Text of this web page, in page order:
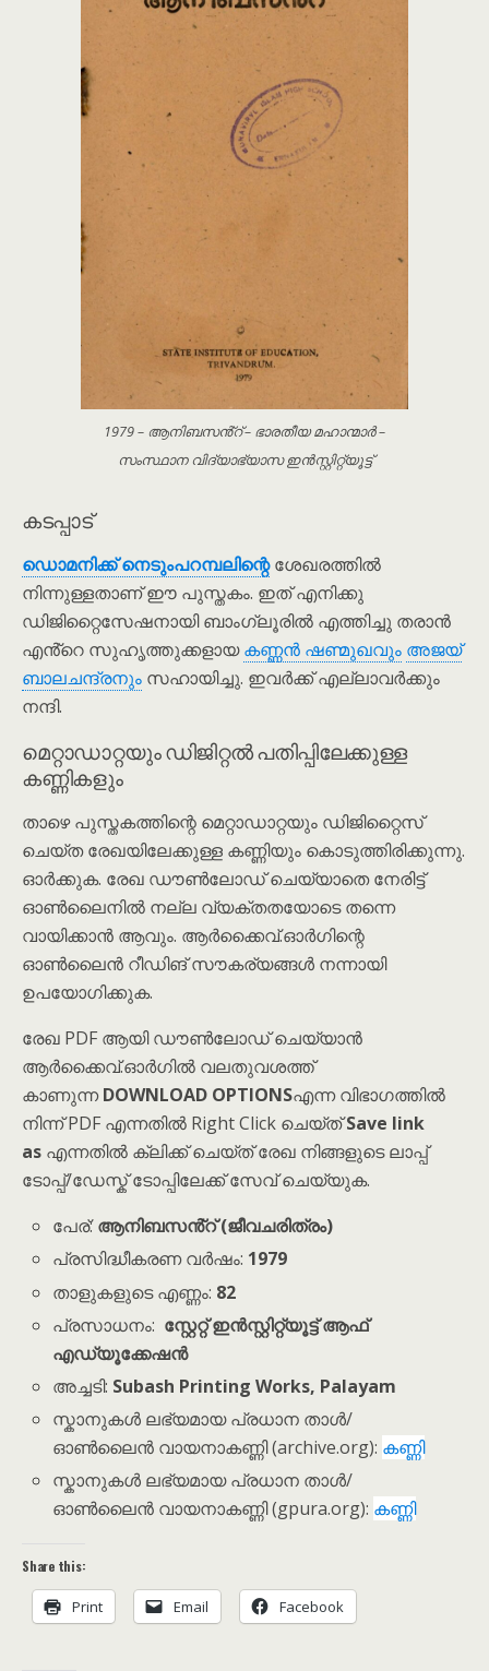
1979 – ആനിബസൻ്റ് – ഭാരതീയ മഹാന്മാർ –
സംസ്ഥാന വിദ്യാഭ്യാസ ഇൻസ്റ്റിറ്റ്യൂട്ട്
കടപ്പാട്
ഡൊമനിക്ക് നെടും‌പറമ്പലിന്റെശേഖരത്തിൽ
നിന്നുള്ളതാണ് ഈ പുസ്തകം. ഇത് എനിക്കു
ഡിജിറ്റൈസേഷനായി ബാംഗ്ലൂരിൽ എത്തിച്ചു തരാൻ
എൻ്റെ സുഹൃത്തുക്കളായകണ്ണൻ ഷണ്മുഖവും അജയ്
ബാലചന്ദ്രനും സഹായിച്ചു. ഇവർക്ക് എല്ലാവർക്കും
നന്ദി.
മെറ്റാഡാറ്റയും ഡിജിറ്റൽ പതിപ്പിലേക്കുള്ള
കണ്ണികളും
താഴെ പുസ്തകത്തിന്റെ മെറ്റാഡാറ്റയും ഡിജിറ്റൈസ്
ചെയ്ത രേഖയിലേക്കുള്ള കണ്ണിയും കൊടുത്തിരിക്കുന്നു.
ഓർക്കുക. രേഖ ഡൗൺലോഡ് ചെയ്യാതെ നേരിട്ട്
ഓൺലൈനിൽ നല്ല വ്യക്തതയോടെ തന്നെ
വായിക്കാൻ ആവും. ആർക്കൈവ്.ഓർഗിന്റെ
ഓൺലൈൻ റീഡിങ് സൗകര്യങ്ങൾ നന്നായി
ഉപയോഗിക്കുക.
രേഖ PDF ആയി ഡൗൺലോഡ് ചെയ്യാൻ
ആർക്കൈവ്.ഓർഗിൽ വലതുവശത്ത്
കാണുന്നDOWNLOAD OPTIONSഎന്ന വിഭാഗത്തിൽ
നിന്ന് PDF എന്നതിൽ Right Click ചെയ്ത്Save link
as എന്നതിൽ ക്ലിക്ക് ചെയ്ത് രേഖ നിങ്ങളുടെ ലാപ്പ്
ടോപ്പ്/ഡേസ്ക് ടോപ്പിലേക്ക് സേവ് ചെയ്യുക.
പേര്:ആനിബസൻ്റ് (ജീവചരിത്രം)
പ്രസിദ്ധീകരണ വർഷം: 1979
താളുകളുടെ എണ്ണം: 82
പ്രസാധനം: സ്റ്റേറ്റ് ഇൻസ്റ്റിറ്റ്യൂട്ട് ആഫ്
എഡ്യൂക്കേഷൻ
അച്ചടി: Subash Printing Works, Palayam
സ്കാനുകൾ ലഭ്യമായ പ്രധാന താൾ/
ഓൺലൈൻ വായനാകണ്ണി (archive.org): കണ്ണി
സ്കാനുകൾ ലഭ്യമായ പ്രധാന താൾ/
ഓൺലൈൻ വായനാകണ്ണി (gpura.org): കണ്ണി
Share this:
Print Email Facebook